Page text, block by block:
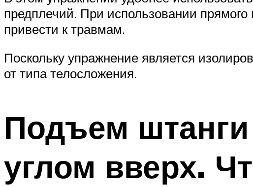
предплечий. При использовании
привести к травмам.
Поскольку упражнение является
от типа телосложения.
Подъем
углом вверх.